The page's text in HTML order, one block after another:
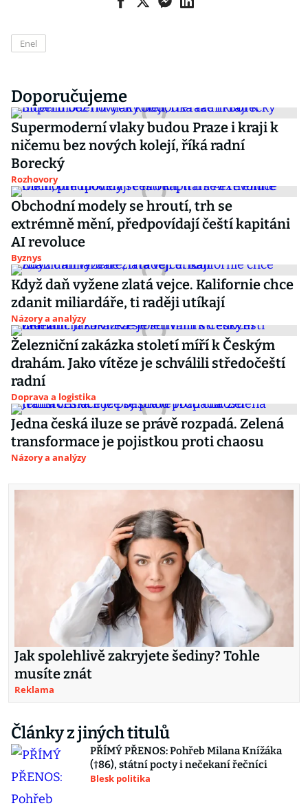
Enel
Doporučujeme
Supermoderní vlaky budou Praze i kraji k
ničemu bez nových kolejí, říká radní
Borecký
Rozhovory
Obchodní modely se hroutí, trh se
extrémně mění, předpovídají čeští kapitáni
AI revoluce
Byznys
Když daň vyžene zlatá vejce. Kalifornie chce
zdanit miliardáře, ti raději utíkají
Názory a analýzy
Železniční zakázka století míří k Českým
drahám. Jako vítěze je schválili středočeští
radní
Doprava a logistika
Jedna česká iluze se právě rozpadá. Zelená
transformace je pojistkou proti chaosu
Názory a analýzy
Jak spolehlivě zakryjete šediny? Tohle
musíte znát
Reklama
Články z jiných titulů
PŘÍMÝ PŘENOS: Pohřeb Milana Knížáka
(†86), státní pocty i nečekaní řečníci
Blesk politika